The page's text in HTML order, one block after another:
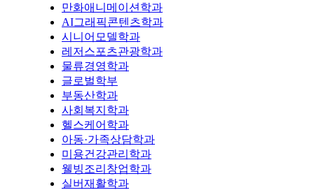
만화애니메이션학과
AI그래픽콘텐츠학과
시니어모델학과
레저스포츠관광학과
물류경영학과
글로벌학부
부동산학과
사회복지학과
헬스케어학과
아동·가족상담학과
미용건강관리학과
웰빙조리창업학과
실버재활학과